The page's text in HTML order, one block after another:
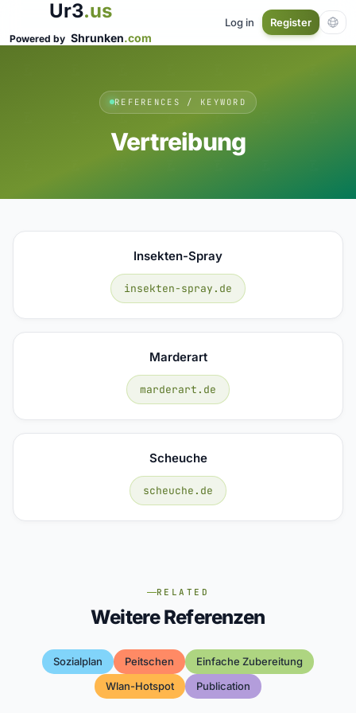
Ur3.us
Powered by Shrunken.com
Log in Register
REFERENCES / KEYWORD
Vertreibung
Insekten-Spray
insekten-spray.de
Marderart
marderart.de
Scheuche
scheuche.de
RELATED
Weitere Referenzen
Sozialplan Peitschen
Einfache Zubereitung
Wlan-Hotspot
Publication